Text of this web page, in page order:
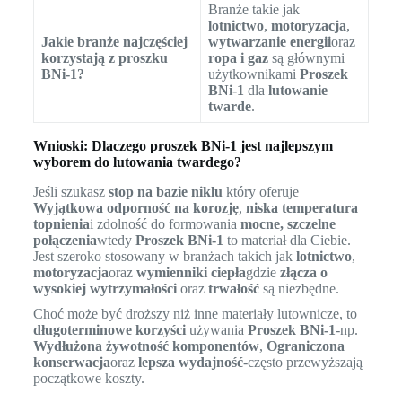
Jakie branże najczęściej
korzystają z proszku
BNi-1?
Branże takie jak
lotnictwo, motoryzacja,
wytwarzanie energiioraz
ropa i gazsą głównymi
użytkownikami Proszek
BNi-1 dla lutowanie
twarde.
Wnioski: Dlaczego proszek BNi-1 jest najlepszym
wyborem do lutowania twardego?
Jeśli szukasz stop na bazie niklu który oferuje
Wyjątkowa odporność na korozję, niska temperatura
topnieniai zdolność do formowania mocne, szczelne
połączeniawtedy Proszek BNi-1 to materiał dla Ciebie.
Jest szeroko stosowany w branżach takich jak lotnictwo,
motoryzacjaoraz wymienniki ciepłagdzie złącza o
wysokiej wytrzymałościoraz trwałośćsą niezbędne.
Choć może być droższy niż inne materiały lutownicze, to
długoterminowe korzyściużywania Proszek BNi-1-np.
Wydłużona żywotność komponentów, Ograniczona
konserwacjaoraz lepsza wydajność-często przewyższają
początkowe koszty.